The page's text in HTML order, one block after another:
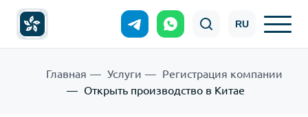
RU
Главная Услуги
Регистрация компании
Открыть производство в Китае